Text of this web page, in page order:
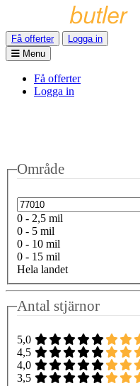
Få offerter
Logga in
Menu
Få offerter
Logga in
Område
0 - 2,5 mil
0 - 5 mil
0 - 10 mil
0 - 15 mil
Hela landet
Antal stjärnor
5,0
4,5
4,0
3,5